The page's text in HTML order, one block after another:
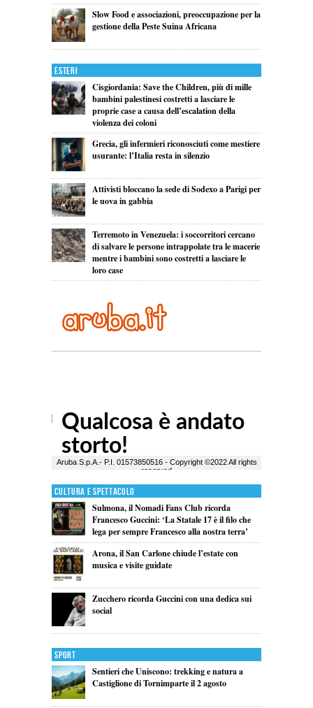
Slow Food e associazioni, preoccupazione per la
gestione della Peste Suina Africana
Esteri
Cisgiordania: Save the Children, più di mille
bambini palestinesi costretti a lasciare le
proprie case a causa dell’escalation della
violenza dei coloni
Grecia, gli infermieri riconosciuti come mestiere
usurante: l’Italia resta in silenzio
Attivisti bloccano la sede di Sodexo a Parigi per
le uova in gabbia
Terremoto in Venezuela: i soccorritori cercano
di salvare le persone intrappolate tra le macerie
mentre i bambini sono costretti a lasciare le
loro case
Cultura e Spettacolo
Sulmona, il Nomadi Fans Club ricorda
Francesco Guccini: ‘La Statale 17 è il filo che
lega per sempre Francesco alla nostra terra’
Arona, il San Carlone chiude l’estate con
musica e visite guidate
Zucchero ricorda Guccini con una dedica sui
social
Sport
Sentieri che Uniscono: trekking e natura a
Castiglione di Tornimparte il 2 agosto